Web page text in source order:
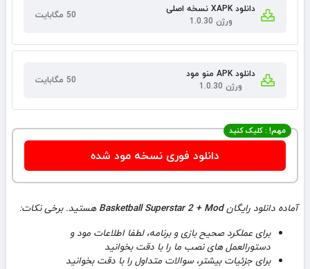
دانلود XAPK نسخه اصلی
ورژن 1.0.30
50 مگابایت
دانلود APK منو مود
ورژن 1.0.30
50 مگابایت
مهم! : کلیک کنید
دانلود فوری نسخه مود شده
آماده دانلود رایگانBasketball Superstar 2 + Mod هستید. برخی نکات:
برای عملکرد صحیح بازی و برنامه، لطفا اطلاعات مود و
دستورالعمل های نصب ما را با دقت بخوانید
برای جزئیات بیشتر، سوالات متداول را با دقت بخوانید